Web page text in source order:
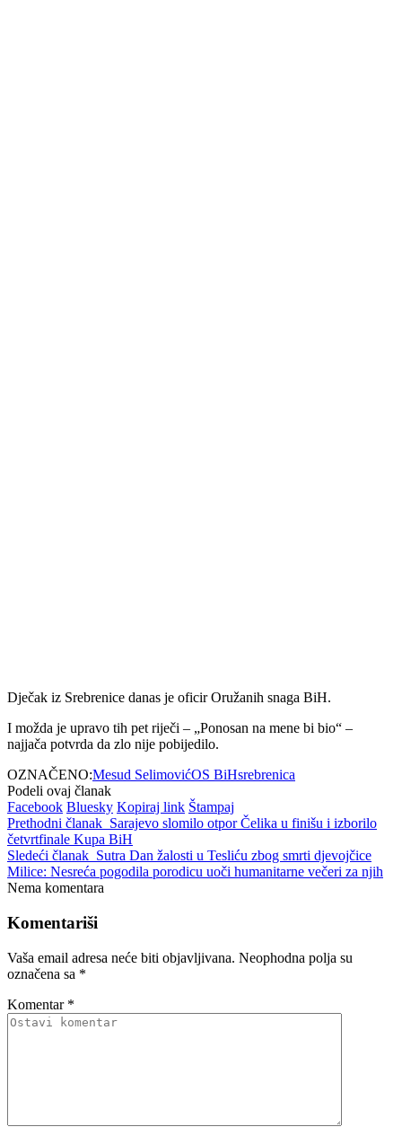
Dječak iz Srebrenice danas je oficir Oružanih snaga BiH.
I možda je upravo tih pet riječi – „Ponosan na mene bi bio“ –
najjača potvrda da zlo nije pobijedilo.
OZNAČENO:Mesud SelimovićOS BiHsrebrenica
Podeli ovaj članak
Facebook Bluesky Kopiraj link Štampaj
Prethodni članak Sarajevo slomilo otpor Čelika u finišu i izborilo
četvrtfinale Kupa BiH
Sledeći članak Sutra Dan žalosti u Tesliću zbog smrti djevojčice
Milice: Nesreća pogodila porodicu uoči humanitarne večeri za njih
Nema komentara
Komentariši
Vaša email adresa neće biti objavljivana. Neophodna polja su
označena sa *
Komentar *